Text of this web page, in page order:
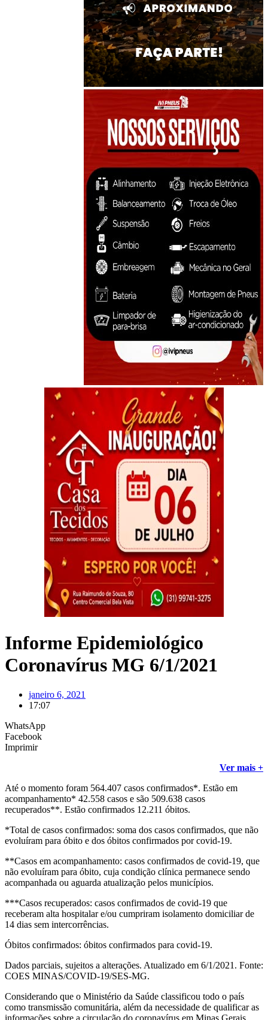
Informe Epidemiológico
Coronavírus MG 6/1/2021
janeiro 6, 2021
17:07
WhatsApp
Facebook
Imprimir
Ver mais +
Até o momento foram 564.407 casos confirmados*. Estão em
acompanhamento* 42.558 casos e são 509.638 casos
recuperados**. Estão confirmados 12.211 óbitos.
*Total de casos confirmados: soma dos casos confirmados, que não
evoluíram para óbito e dos óbitos confirmados por covid-19.
**Casos em acompanhamento: casos confirmados de covid-19, que
não evoluíram para óbito, cuja condição clínica permanece sendo
acompanhada ou aguarda atualização pelos municípios.
***Casos recuperados: casos confirmados de covid-19 que
receberam alta hospitalar e/ou cumpriram isolamento domiciliar de
14 dias sem intercorrências.
Óbitos confirmados: óbitos confirmados para covid-19.
Dados parciais, sujeitos a alterações. Atualizado em 6/1/2021. Fonte:
COES MINAS/COVID-19/SES-MG.
Considerando que o Ministério da Saúde classificou todo o país
como transmissão comunitária, além da necessidade de qualificar as
informações sobre a circulação do coronavírus em Minas Gerais,